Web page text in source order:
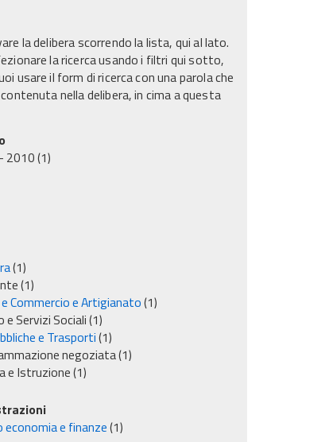
la delibera scorrendo la lista, qui al lato.
la ricerca usando i filtri qui sotto,
usare il form di ricerca con una parola che
nella delibera, in cima a questa
2010(1)
(1)
(1)
Commercio e Artigianato(1)
e Servizi Sociali(1)
e Trasporti(1)
negoziata(1)
e Istruzione(1)
e finanze(1)